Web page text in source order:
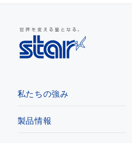
私たちの強み
製品情報